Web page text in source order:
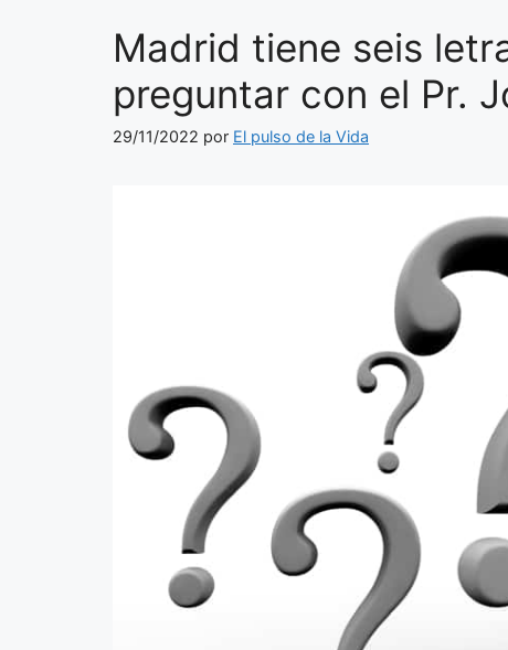
Madrid tiene seis
preguntar con el Pr.
29/11/2022 por El pulso de la Vida